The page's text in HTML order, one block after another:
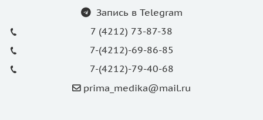
Запись в Telegram
7 (4212) 73-87-38
7-(4212)-69-86-85
7-(4212)-79-40-68
prima_medika@mail.ru